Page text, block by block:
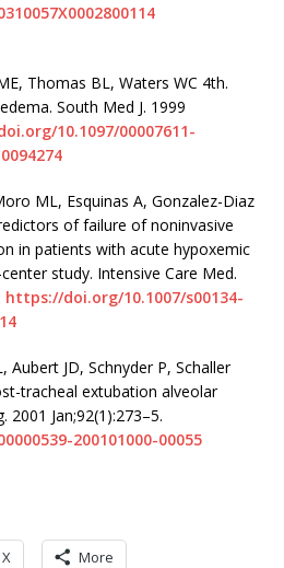
Thomas BL, Waters WC 4th.
South Med J. 1999
10.1097/00007611-
ML, Esquinas A, Gonzalez-Diaz
of failure of noninvasive
in patients with acute hypoxemic
study. Intensive Care Med.
https://doi.org/10.1007/s00134-
Aubert JD, Schnyder P, Schaller
tracheal extubation alveolar
2001 Jan;92(1):273–5.
200101000-00055
X More